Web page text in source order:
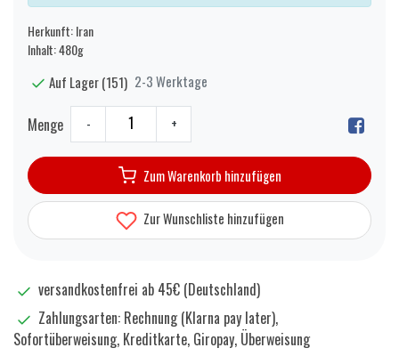
Herkunft: Iran
Inhalt: 480g
Auf Lager (151) 2-3 Werktage
Menge - +
Zum Warenkorb hinzufügen
Zur Wunschliste hinzufügen
versandkostenfrei ab 45€ (Deutschland)
Zahlungsarten: Rechnung (Klarna pay later),
Sofortüberweisung, Kreditkarte, Giropay, Überweisung